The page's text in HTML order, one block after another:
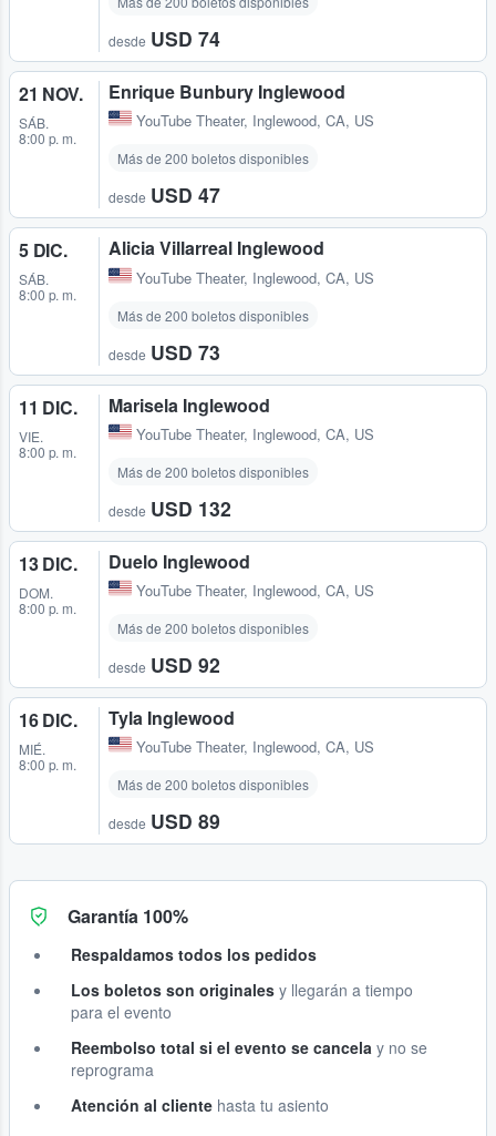
desde USD 74
21 NOV.
SÁB.
8:00 p. m.
Enrique Bunbury Inglewood
YouTube Theater, Inglewood, CA, US
Más de 200 boletos disponibles
desde USD 47
5 DIC.
SÁB.
8:00 p. m.
Alicia Villarreal Inglewood
YouTube Theater, Inglewood, CA, US
Más de 200 boletos disponibles
desde USD 73
11 DIC.
VIE.
8:00 p. m.
Marisela Inglewood
YouTube Theater, Inglewood, CA, US
Más de 200 boletos disponibles
desde USD 132
13 DIC.
DOM.
8:00 p. m.
Duelo Inglewood
YouTube Theater, Inglewood, CA, US
Más de 200 boletos disponibles
desde USD 92
16 DIC.
MIÉ.
8:00 p. m.
Tyla Inglewood
YouTube Theater, Inglewood, CA, US
Más de 200 boletos disponibles
desde USD 89
Garantía 100%
Respaldamos todos los pedidos
Los boletos son originales y llegarán a tiempo
para el evento
Reembolso total si el evento se cancela y no se
reprograma
Atención al cliente hasta tu asiento